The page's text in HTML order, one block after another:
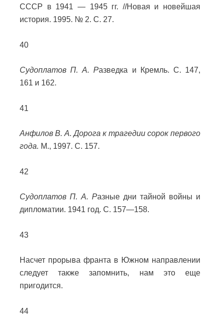
СССР в 1941 — 1945 гг. //Новая и новейшая
история. 1995. № 2. С. 27.
40
Судоплатов П. А. Разведка и Кремль. С. 147,
161 и 162.
41
Анфилов В. А. Дорога к трагедии сорок первого
года. М., 1997. С. 157.
42
Судоплатов П. А. Разные дни тайной войны и
дипломатии. 1941 год. С. 157—158.
43
Насчет прорыва франта в Южном направлении
следует также запомнить, нам это еще
пригодится.
44